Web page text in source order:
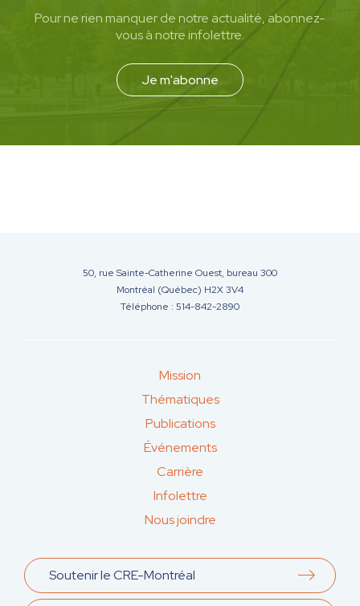
Pour ne rien manquer de notre actualité, abonnez-
vous à notre infolettre.
Je m'abonne
50, rue Sainte-Catherine Ouest, bureau 300
Montréal (Québec) H2X 3V4
Téléphone : 514-842-2890
Mission
Thématiques
Publications
Événements
Carrière
Infolettre
Nous joindre
Soutenir le CRE-Montréal